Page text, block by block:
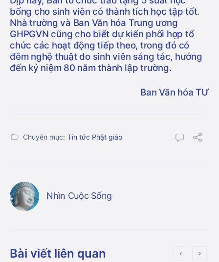
bổng cho sinh viên có thành tích học tập tốt.
Nhà trường và Ban Văn hóa Trung ương
GHPGVN cũng cho biết dự kiến phối hợp tổ
chức các hoạt động tiếp theo, trong đó có
đêm nghệ thuật do sinh viên sáng tác, hướng
đến kỷ niệm 80 năm thành lập trường.
Ban Văn hóa TƯ
Chuyên mục: Tin tức Phật giáo
Nhìn Cuộc Sống
Bài viết liên quan